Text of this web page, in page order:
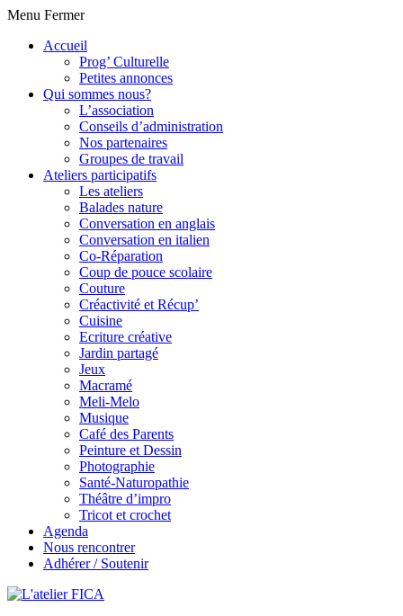
Menu Fermer
Accueil
Prog’ Culturelle
Petites annonces
Qui sommes nous?
L’association
Conseils d’administration
Nos partenaires
Groupes de travail
Ateliers participatifs
Les ateliers
Balades nature
Conversation en anglais
Conversation en italien
Co-Réparation
Coup de pouce scolaire
Couture
Créactivité et Récup’
Cuisine
Ecriture créative
Jardin partagé
Jeux
Macramé
Meli-Melo
Musique
Café des Parents
Peinture et Dessin
Photographie
Santé-Naturopathie
Théâtre d’impro
Tricot et crochet
Agenda
Nous rencontrer
Adhérer / Soutenir